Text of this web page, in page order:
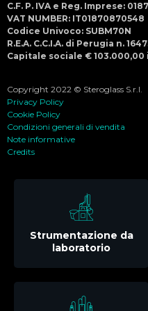
C.F. P. IVA e Reg. Imprese:
VAT NUMBER: IT01870870548
Codice Univoco: SUBM70N
R.E.A. C.C.I.A. di Perugia n.
Capitale sociale € 103.000,00
Copyright 2022 © Steroglass S.r.l.
Privacy Policy
Cookie Policy
Condizioni generali di vendita
Note informative
Credits
Strumentazione da
laboratorio